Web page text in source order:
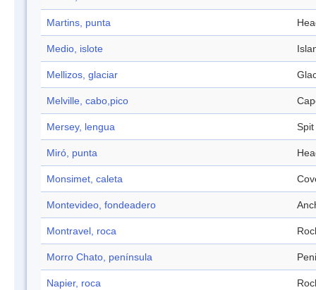
Martins, punta
Medio, islote
Mellizos, glaciar
Melville, cabo,pico
Mersey, lengua Spit
Miró, punta
Monsimet, caleta
Montevideo, fondeadero
Montravel, roca
Morro Chato, península
Napier, roca